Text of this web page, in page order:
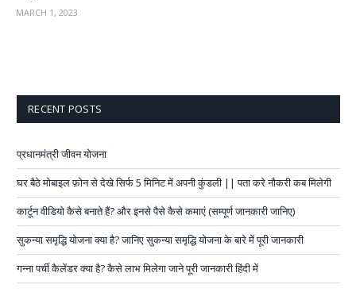
MARCH 1, 2023
RECENT POSTS
प्रधानमंत्री जीवन योजना
घर बैठे मोबाइल फ़ोन से देखे सिर्फ 5 मिनिट में अपनी कुंडली || पता करे नौकरी कब मिलेगी
कार्टून वीडियो कैसे बनाते हैं? और इनसे पैसे कैसे कमाएं (सम्पूर्ण जानकारी जानिए)
सुकन्या समृद्धि योजना क्या है? जानिए सुकन्या समृद्धि योजना के बारे में पूरी जानकारी
गन्ना पर्ची कैलेंडर क्या है? कैसे लाभ मिलेगा जाने पूरी जानकारी हिंदी में